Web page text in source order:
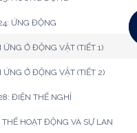
ỨNG ĐỘNG
ỨNG Ở ĐỘNG VẬT (TIẾT 1)
ỨNG Ở ĐỘNG VẬT (TIẾT 2)
ĐIỆN THẾ NGHỈ
HOẠT ĐỘNG VÀ SỰ LAN